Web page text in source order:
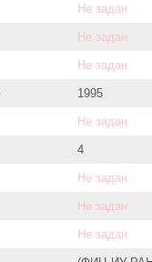
Не задан
Не задан
Не задан
1995
Не задан
4
Не задан
Не задан
Не задан